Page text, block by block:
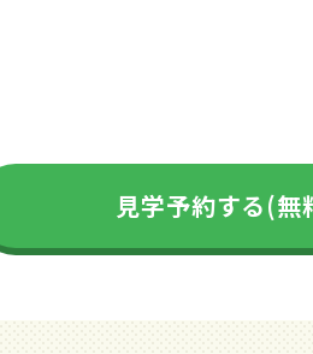
見学予約する(無